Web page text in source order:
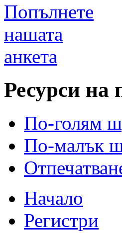
Попълнете
нашата
анкета
Ресурси на
По-голям
По-малък
Начало
Регистри